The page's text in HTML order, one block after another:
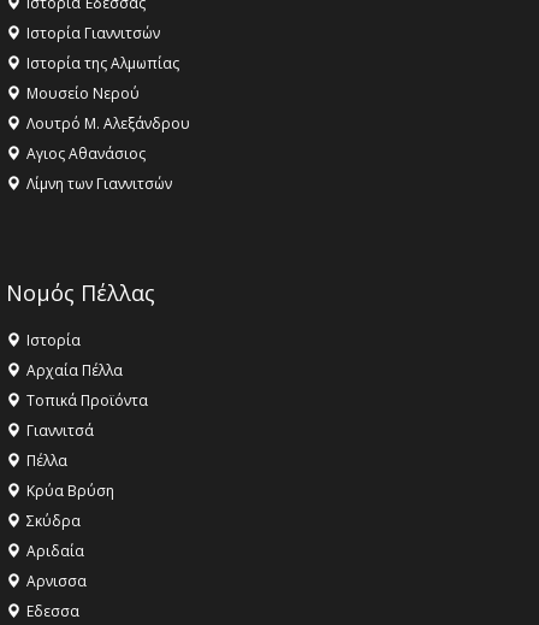
Ιστορία Γιαννιτσών
Ιστορία της Αλμωπίας
Μουσείο Νερού
Λουτρό Μ. Αλεξάνδρου
Αγιος Αθανάσιος
Λίμνη των Γιαννιτσών
Νομός Πέλλας
Ιστορία
Αρχαία Πέλλα
Τοπικά Προϊόντα
Γιαννιτσά
Πέλλα
Κρύα Βρύση
Σκύδρα
Αριδαία
Aρνισσα
Eδεσσα